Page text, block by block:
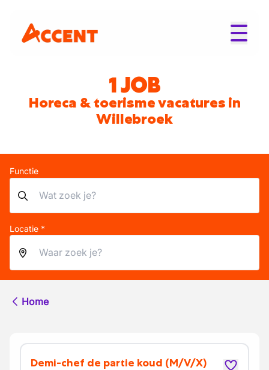
1 JOB
Horeca & toerisme vacatures in
Willebroek
Functie
Locatie *
Home
Demi-chef de partie koud (M/V/X)